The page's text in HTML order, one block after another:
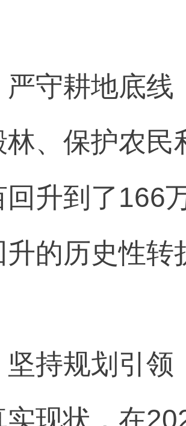
严守耕地底线
林、保护农民
回升到了166
升的历史性转
坚持规划引领
实现状，在